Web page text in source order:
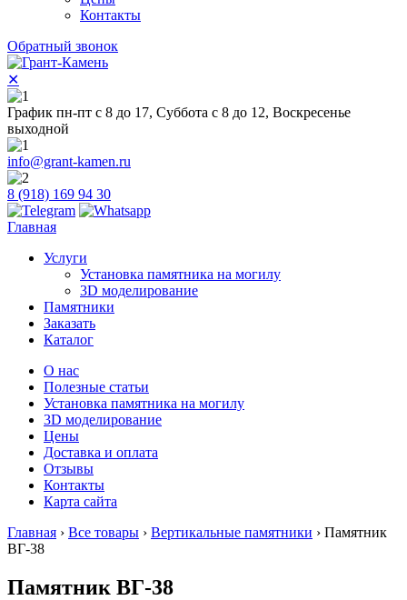
Контакты
Обратный звонок
✕
График пн-пт с 8 до 17, Суббота с 8 до 12, Воскресенье
выходной
info@grant-kamen.ru
8 (918) 169 94 30
Главная
Услуги
Установка памятника на могилу
3D моделирование
Памятники
Заказать
Каталог
О нас
Полезные статьи
Установка памятника на могилу
3D моделирование
Цены
Доставка и оплата
Отзывы
Контакты
Карта сайта
Главная › Все товары › Вертикальные памятники › Памятник
ВГ-38
Памятник ВГ-38